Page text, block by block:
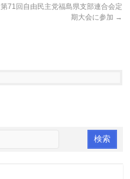
第71回自由民主党福島県支部連合会定
期大会に参加 →